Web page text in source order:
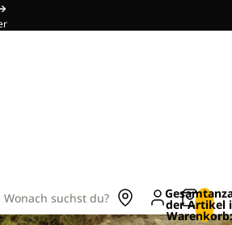
Wonach suchst du? der Artikel